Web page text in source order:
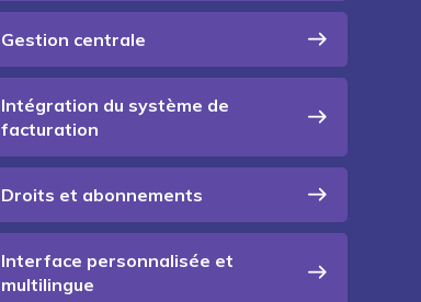
Gestion centrale
Intégration du système de
facturation
Droits et abonnements
Interface personnalisée et
multilingue